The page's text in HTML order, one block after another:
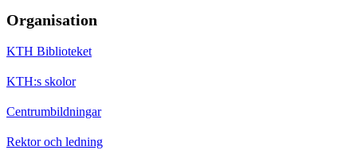
Organisation
KTH Biblioteket
KTH:s skolor
Centrumbildningar
Rektor och ledning